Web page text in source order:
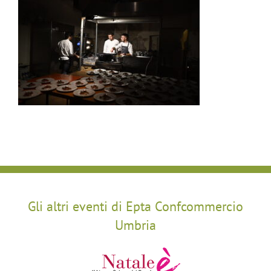
Gli altri eventi di Epta Confcommercio
Umbria